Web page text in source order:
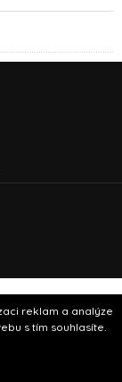
reklam a analýze
s tím souhlasíte.